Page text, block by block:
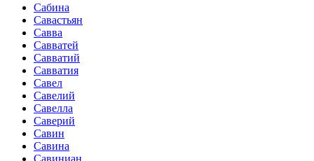
Сабина
Савастьян
Савва
Савватей
Савватий
Савватия
Савел
Савелий
Савелла
Саверий
Савин
Савина
Савиниан